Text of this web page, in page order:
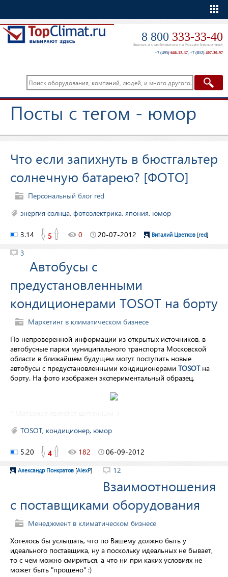
8 800 333-33-40
Звонок и с мобильного по России бесплатный
+7 (495) 646-12-37, +7 (812) 407-30-97
Посты с тегом - юмор
Что если запихнуть в бюстгальтер
солнечную батарею? [ФОТО]
Персональный блог red
энергия солнца, фотоэлектрика, япония, юмор
3.14 5 0 20-07-2012 Виталий Цветков [red]
3
Автобусы с
предустановленными
кондиционерами TOSOT на борту
Маркетинг в климатическом бизнесе
По непроверенной информации из открытых источников, в
автобусные парки муниципального транспорта Московской
области в ближайшем будущем могут поступить новые
автобусы с предустановленными кондиционерами TOSOTна
борту. На фото изображен экспериментальный образец.
TOSOT, кондиционер, юмор
5.20 4 182 06-09-2012
Александр Понкратов [AlexP] 12
Взаимоотношения
с поставщиками оборудования
Менеджмент в климатическом бизнесе
Хотелось бы услышать, что по Вашему должно быть у
идеального поставщика, ну а поскольку идеальных не бывает,
то с чем можно смириться, а что ни при каких условиях не
может быть "прощено" :)